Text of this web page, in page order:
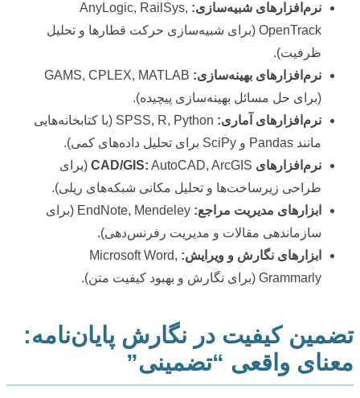
نرم‌افزارهای شبیه‌سازی: AnyLogic, RailSys,
OpenTrack (برای شبیه‌سازی حرکت قطارها و تحلیل
ظرفیت).
نرم‌افزارهای بهینه‌سازی: GAMS, CPLEX, MATLAB
(برای حل مسائل بهینه‌سازی پیچیده).
نرم‌افزارهای آماری:
SPSS, R, Python (با کتابخانه‌هایی
مانند Pandas و SciPy برای تحلیل داده‌های کمی).
نرم‌افزارهای CAD/GIS:
AutoCAD, ArcGIS (برای
طراحی زیرساخت‌ها و تحلیل مکانی شبکه‌های ریلی).
ابزارهای مدیریت مراجع:
EndNote, Mendeley (برای
سازماندهی مقالات و مدیریت رفرنس‌دهی).
ابزارهای نگارش و ویرایش: Microsoft Word,
Grammarly (برای نگارش و بهبود کیفیت متن).
تضمین کیفیت در نگارش پایان‌نامه:
معنای واقعی “تضمینی”